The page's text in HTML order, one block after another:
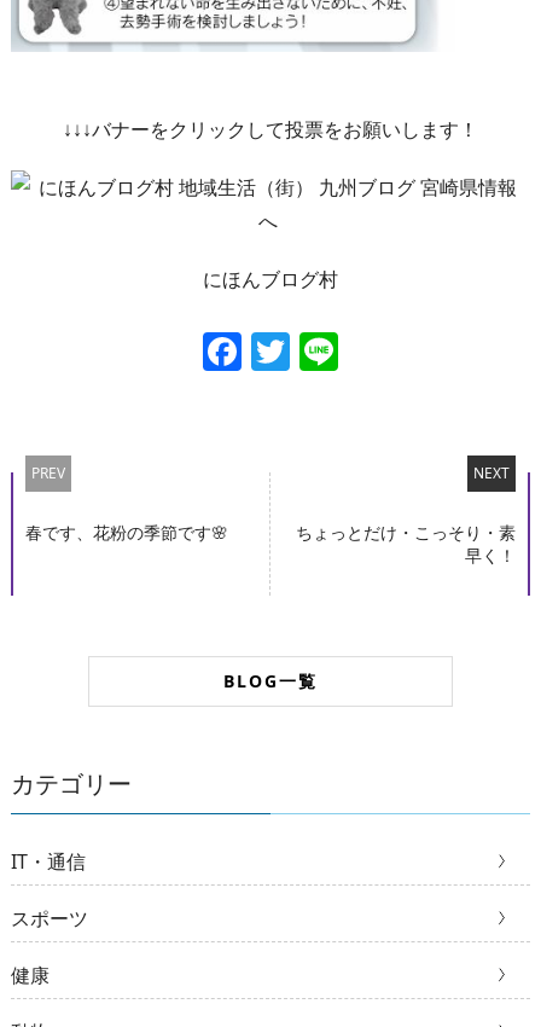
↓↓↓バナーをクリックして投票をお願いします！
にほんブログ村
Facebook
Twitter
Line
PREV
春です、花粉の季節です🌸
NEXT
ちょっとだけ・こっそり・素
早く！
BLOG一覧
カテゴリー
IT・通信
スポーツ
健康